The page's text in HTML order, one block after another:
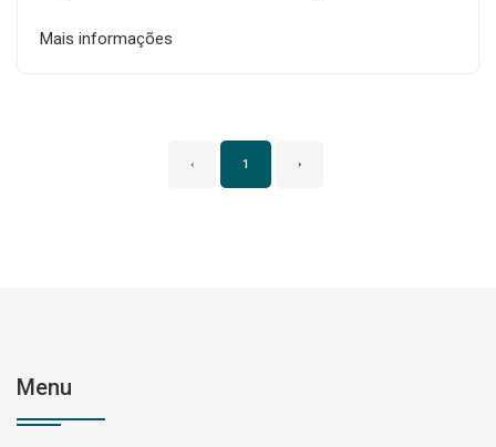
Mais informações
‹ 1 ›
Menu